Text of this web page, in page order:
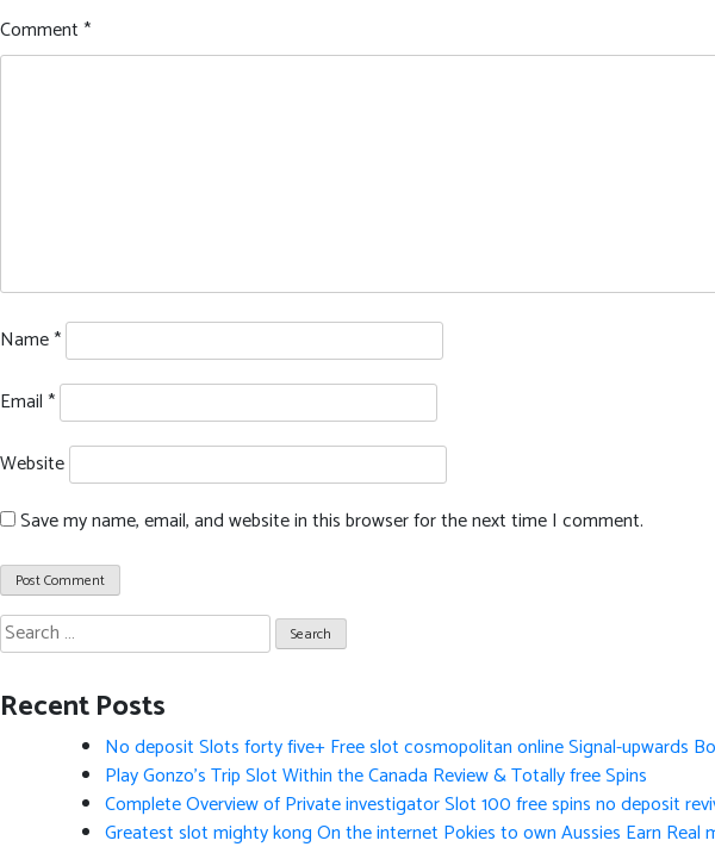
Comment*
Name*
Email*
Website
Save my name, email, and website in this browser for the next time I comment.
Search
for:
Recent Posts
No deposit Slots forty five+ Free slot cosmopolitan online Signal-upwards
Play Gonzo’s Trip Slot Within the Canada Review & Totally free Spins
Complete Overview of Private investigator Slot 100 free spins no deposit
Greatest slot mighty kong On the internet Pokies to own Aussies Earn Real